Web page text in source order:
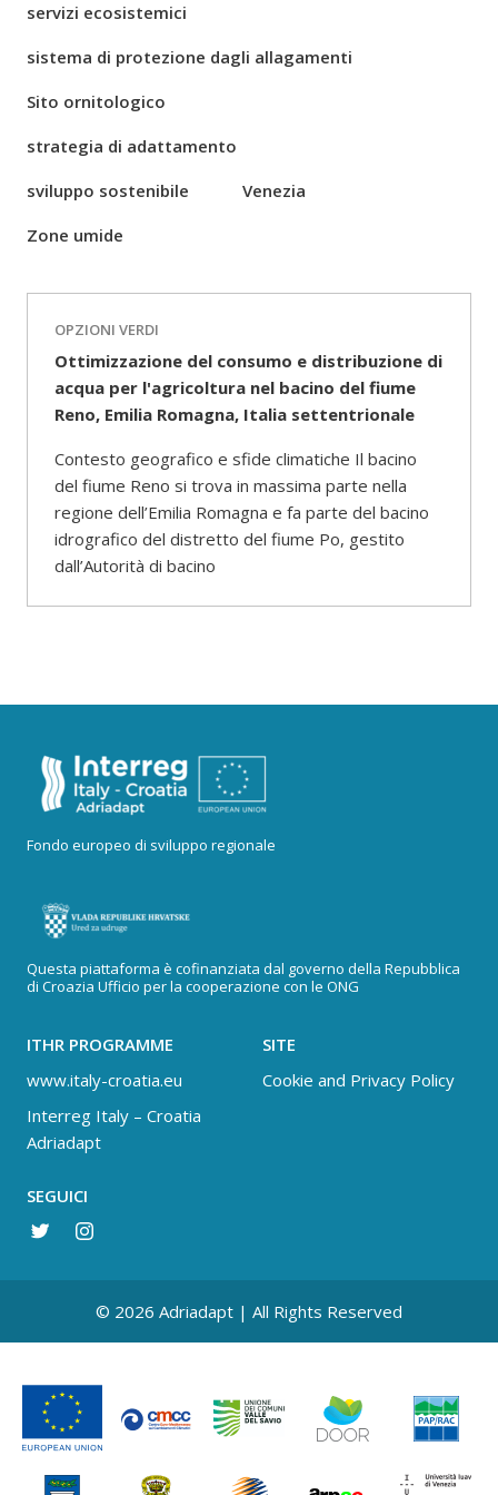
servizi ecosistemici
sistema di protezione dagli allagamenti
Sito ornitologico
strategia di adattamento
sviluppo sostenibile
Venezia
Zone umide
OPZIONI VERDI
Ottimizzazione del consumo e distribuzione di
acqua per l'agricoltura nel bacino del fiume
Reno, Emilia Romagna, Italia settentrionale
Contesto geografico e sfide climatiche Il bacino
del fiume Reno si trova in massima parte nella
regione dell’Emilia Romagna e fa parte del bacino
idrografico del distretto del fiume Po, gestito
dall’Autorità di bacino
Fondo europeo di sviluppo regionale
Questa piattaforma è cofinanziata dal governo della Repubblica
di Croazia Ufficio per la cooperazione con le ONG
ITHR PROGRAMME
www.italy-croatia.eu
Interreg Italy – Croatia
Adriadapt
SITE
Cookie and Privacy Policy
SEGUICI
© 2026 Adriadapt | All Rights Reserved